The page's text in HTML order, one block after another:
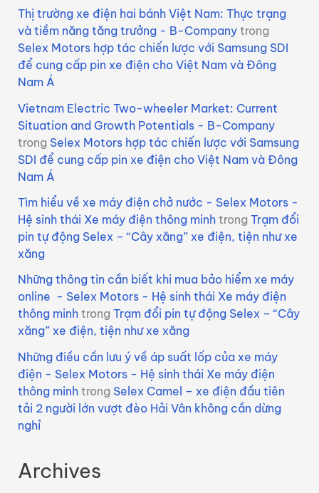
Thị trường xe điện hai bánh Việt Nam: Thực trạng
và tiềm năng tăng trưởng - B-Company trong
Selex Motors hợp tác chiến lược với Samsung SDI
để cung cấp pin xe điện cho Việt Nam và Đông
Nam Á
Vietnam Electric Two-wheeler Market: Current
Situation and Growth Potentials - B-Company
trong Selex Motors hợp tác chiến lược với Samsung
SDI để cung cấp pin xe điện cho Việt Nam và Đông
Nam Á
Tìm hiểu về xe máy điện chở nước - Selex Motors -
Hệ sinh thái Xe máy điện thông minh trongTrạm đổi
pin tự động Selex – “Cây xăng” xe điện, tiện như xe
xăng
Những thông tin cần biết khi mua bảo hiểm xe máy
online - Selex Motors - Hệ sinh thái Xe máy điện
thông minh trongTrạm đổi pin tự động Selex – “Cây
xăng” xe điện, tiện như xe xăng
Những điều cần lưu ý về áp suất lốp của xe máy
điện - Selex Motors - Hệ sinh thái Xe máy điện
thông minh trong Selex Camel – xe điện đầu tiên
tải 2 người lớn vượt đèo Hải Vân không cần dừng
nghỉ
Archives